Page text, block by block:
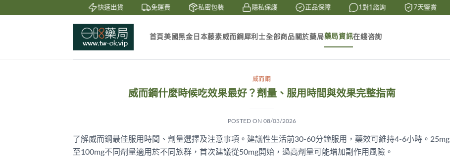
快速出貨 免運費 私密包裝 隱私保護 正品保障 1對1諮詢 7天鑒賞
首頁美國黑金 日本藤素威而鋼 犀利士全部商品 關於藥局藥局資訊在綫咨詢
威而鋼
威而鋼什麼時候吃效果最好？劑量、服用時間與效果完整指南
POSTED ON 08/03/2026
了解威而鋼最佳服用時間、劑量選擇及注意事項。建議性生活前30-60分鐘服用，藥效可維持4-6小時。25mg
至100mg不同劑量適用於不同族群，首次建議從50mg開始，過高劑量可能增加副作用風險。